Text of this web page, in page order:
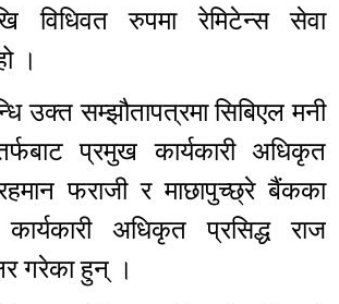
विधिवत रुपमा रेमिटेन्स सेवा
।
उक्त सम्झौतापत्रमा सिबिएल मनी
प्रमुख कार्यकारी अधिकृत
फराजी र माछापुच्छ्रे बैंकका
अधिकृत प्रसिद्ध राज
गरेका हुन् ।